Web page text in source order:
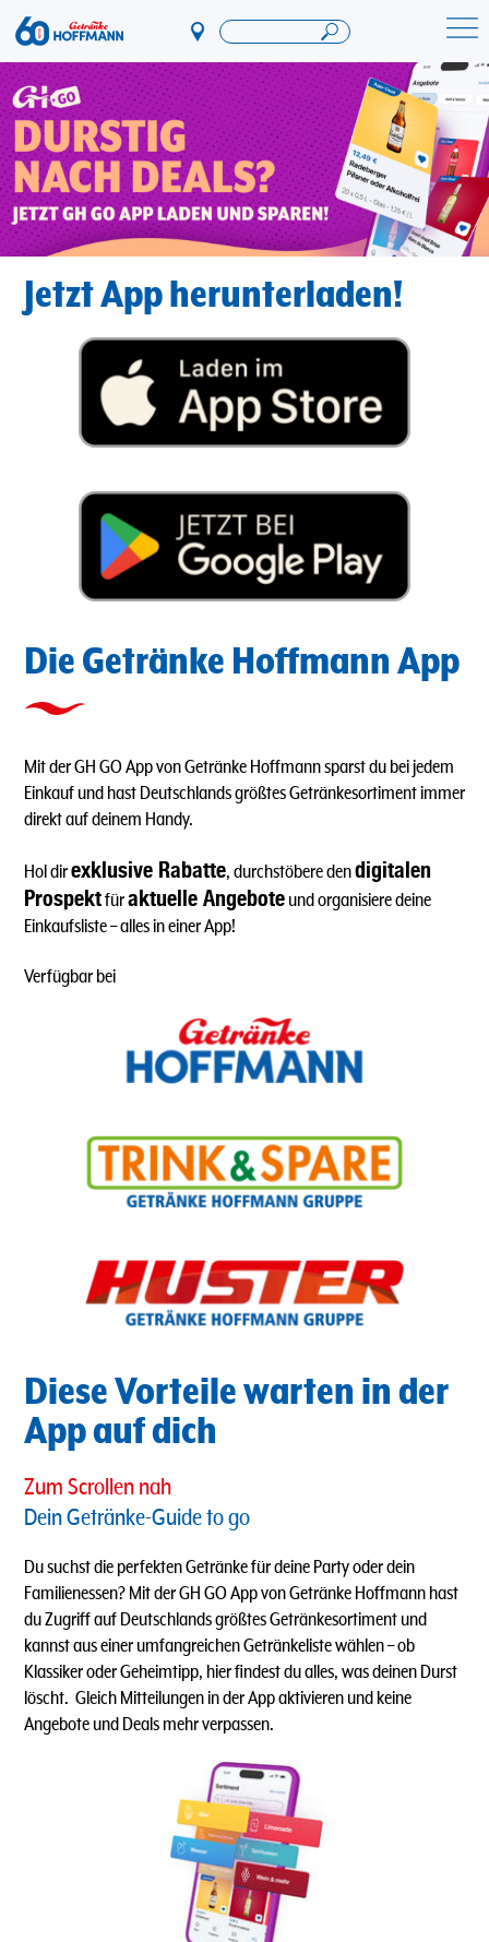
Direkt
zum
Inhalt
Startseite Getränke Hoffmann
Jetzt App herunterladen!
Die Getränke Hoffmann App
Mit der GH GO App von Getränke Hoffmann sparst du bei jedem
Einkauf und hast Deutschlands größtes Getränkesortiment immer
direkt auf deinem Handy.
Hol direxklusive Rabatte, durchstöbere dendigitalen
Prospektfüraktuelle Angebote und organisiere deine
Einkaufsliste – alles in einer App!
Verfügbar bei
Diese Vorteile warten in der
App auf dich
Zum Scrollen nah
Dein Getränke-Guide to go
Du suchst die perfekten Getränke für deine Party oder dein
Familienessen? Mit der GH GO App von Getränke Hoffmann hast
du Zugriff auf Deutschlands größtes Getränkesortiment und
kannst aus einer umfangreichen Getränkeliste wählen – ob
Klassiker oder Geheimtipp, hier findest du alles, was deinen Durst
löscht. ​ Gleich Mitteilungen in der App aktivieren und keine
Angebote und Deals mehr verpassen.